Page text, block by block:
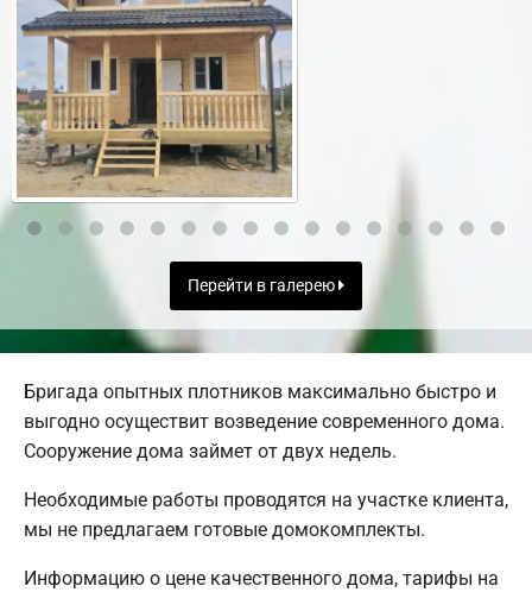
Перейти в галерею
Бригада опытных плотников максимально быстро и
выгодно осуществит возведение современного дома.
Сооружение дома займет от двух недель.
Необходимые работы проводятся на участке клиента,
мы не предлагаем готовые домокомплекты.
Информацию о цене качественного дома, тарифы на